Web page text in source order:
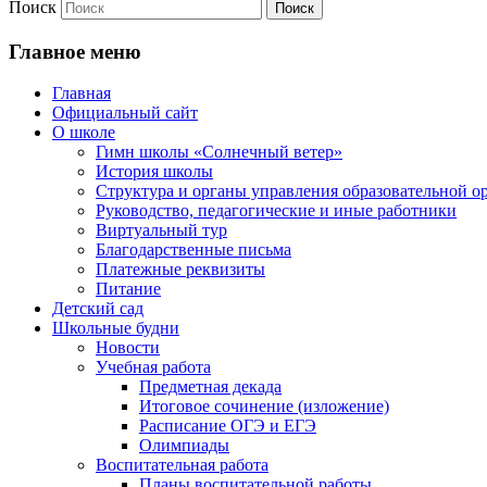
Поиск
Главное меню
Главная
Официальный сайт
О школе
Гимн школы «Солнечный ветер»
История школы
Структура и органы управления образовательной
Руководство, педагогические и иные работники
Виртуальный тур
Благодарственные письма
Платежные реквизиты
Питание
Детский сад
Школьные будни
Новости
Учебная работа
Предметная декада
Итоговое сочинение (изложение)
Расписание ОГЭ и ЕГЭ
Олимпиады
Воспитательная работа